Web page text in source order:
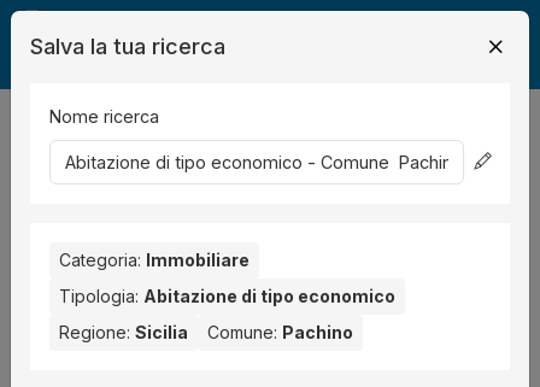
Legalmente Immobili
risultati Ordina per
Siracusa (1) Carlentini (1) Canicattini Bagni (1)
Salva la tua ricerca
Nome ricerca
Categoria: Immobiliare
Tipologia: Abitazione di tipo economico
Regione: Sicilia Comune: Pachino